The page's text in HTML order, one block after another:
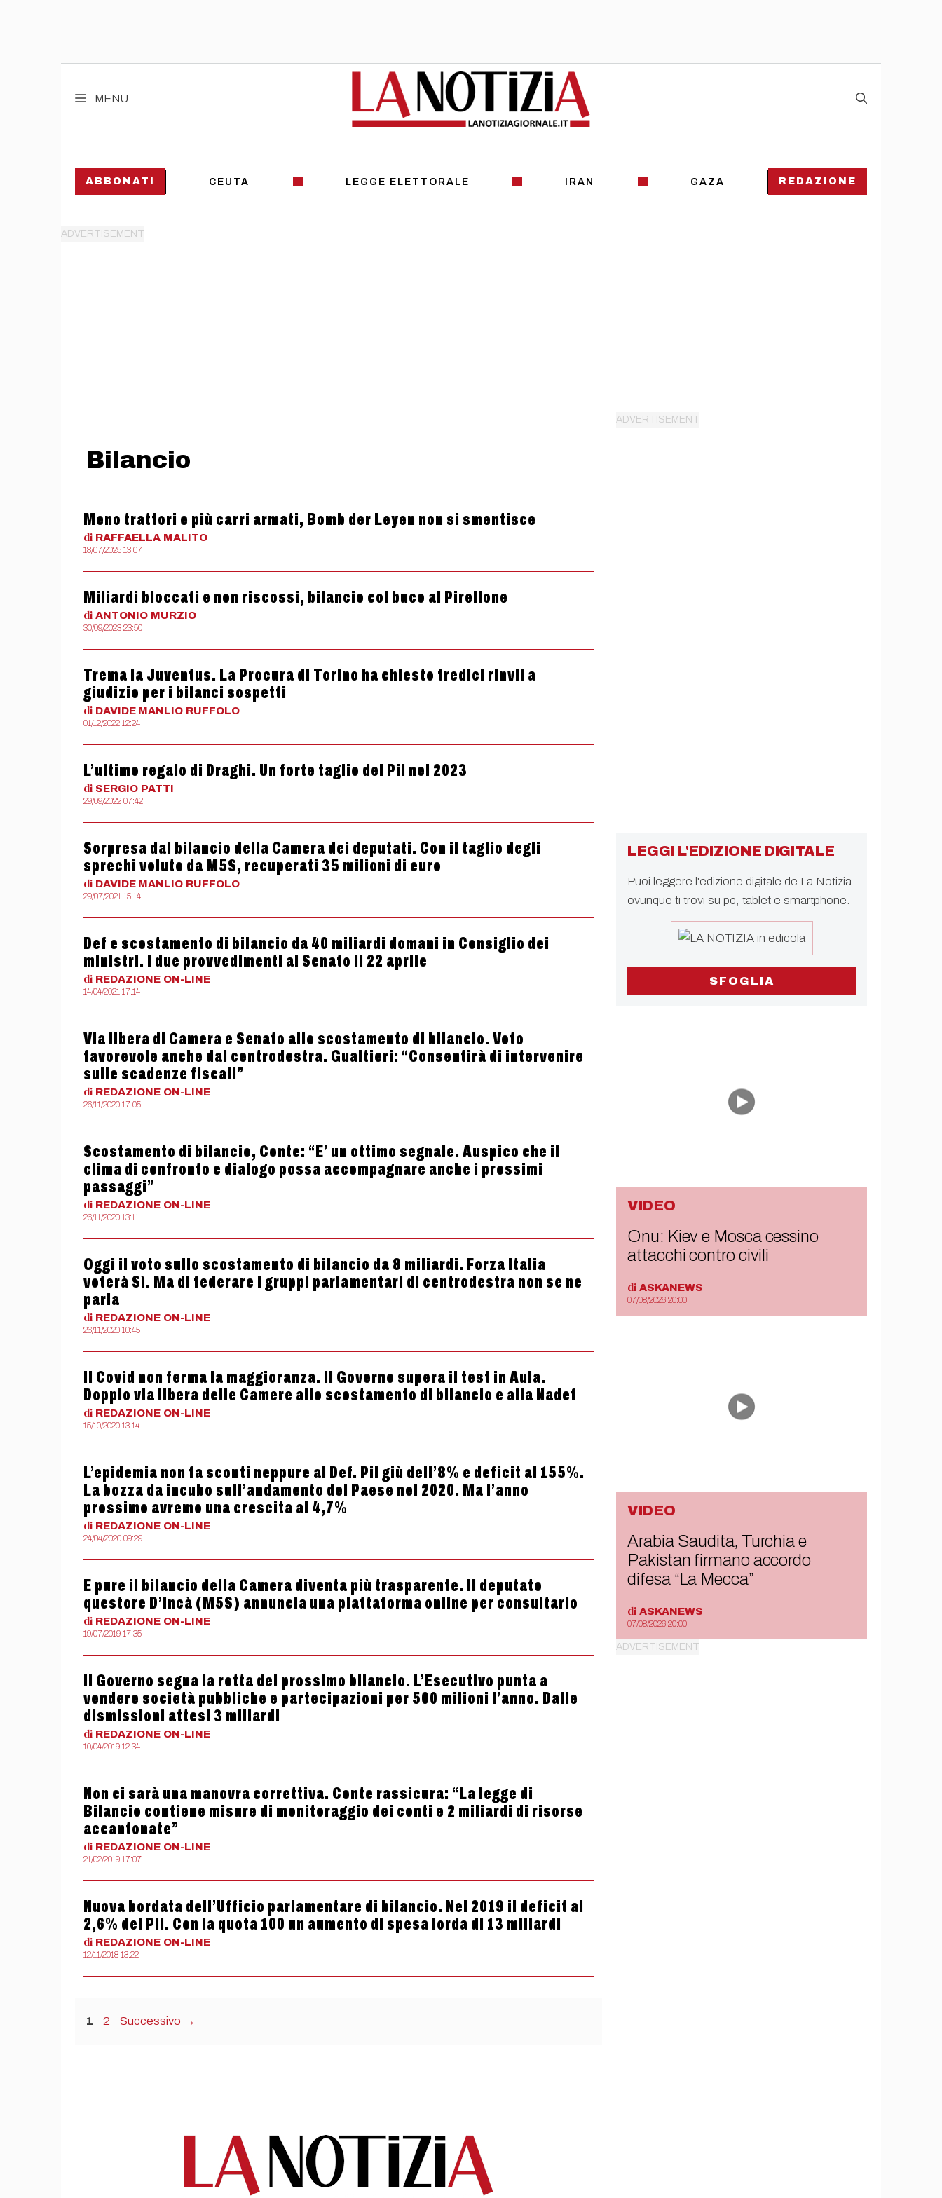
MENU
ABBONATI CEUTA LEGGE ELETTORALE IRAN GAZA REDAZIONE
Bilancio
Meno trattori e più carri armati, Bomb der Leyen non si smentisce
di RAFFAELLA MALITO
18/07/2025 13:07
Miliardi bloccati e non riscossi, bilancio col buco al Pirellone
di ANTONIO MURZIO
30/09/2023 23:50
Trema la Juventus. La Procura di Torino ha chiesto tredici rinvii a
giudizio per i bilanci sospetti
di DAVIDE MANLIO RUFFOLO
01/12/2022 12:24
L’ultimo regalo di Draghi. Un forte taglio del Pil nel 2023
di SERGIO PATTI
29/09/2022 07:42
Sorpresa dal bilancio della Camera dei deputati. Con il taglio degli
sprechi voluto da M5S, recuperati 35 milioni di euro
di DAVIDE MANLIO RUFFOLO
29/07/2021 15:14
Def e scostamento di bilancio da 40 miliardi domani in Consiglio dei
ministri. I due provvedimenti al Senato il 22 aprile
di REDAZIONE ON-LINE
14/04/2021 17:14
Via libera di Camera e Senato allo scostamento di bilancio. Voto
favorevole anche dal centrodestra. Gualtieri: “Consentirà di intervenire
sulle scadenze fiscali”
di REDAZIONE ON-LINE
26/11/2020 17:05
Scostamento di bilancio, Conte: “E’ un ottimo segnale. Auspico che il
clima di confronto e dialogo possa accompagnare anche i prossimi
passaggi”
di REDAZIONE ON-LINE
26/11/2020 13:11
Oggi il voto sullo scostamento di bilancio da 8 miliardi. Forza Italia
voterà Sì. Ma di federare i gruppi parlamentari di centrodestra non se ne
parla
di REDAZIONE ON-LINE
26/11/2020 10:45
Il Covid non ferma la maggioranza. Il Governo supera il test in Aula.
Doppio via libera delle Camere allo scostamento di bilancio e alla Nadef
di REDAZIONE ON-LINE
15/10/2020 13:14
L’epidemia non fa sconti neppure al Def. Pil giù dell’8% e deficit al 155%.
La bozza da incubo sull’andamento del Paese nel 2020. Ma l’anno
prossimo avremo una crescita al 4,7%
di REDAZIONE ON-LINE
24/04/2020 09:29
E pure il bilancio della Camera diventa più trasparente. Il deputato
questore D’Incà (M5S) annuncia una piattaforma online per consultarlo
di REDAZIONE ON-LINE
19/07/2019 17:35
Il Governo segna la rotta del prossimo bilancio. L’Esecutivo punta a
vendere società pubbliche e partecipazioni per 500 milioni l’anno. Dalle
dismissioni attesi 3 miliardi
di REDAZIONE ON-LINE
10/04/2019 12:34
Non ci sarà una manovra correttiva. Conte rassicura: “La legge di
Bilancio contiene misure di monitoraggio dei conti e 2 miliardi di risorse
accantonate”
di REDAZIONE ON-LINE
21/02/2019 17:07
Nuova bordata dell’Ufficio parlamentare di bilancio. Nel 2019 il deficit al
2,6% del Pil. Con la quota 100 un aumento di spesa lorda di 13 miliardi
di REDAZIONE ON-LINE
12/11/2018 13:22
Pagina
1 Pagina
2 Successivo →
LEGGI L'EDIZIONE DIGITALE
Puoi leggere l'edizione digitale de La Notizia
ovunque ti trovi su pc, tablet e smartphone.
SFOGLIA
VIDEO
Onu: Kiev e Mosca cessino
attacchi contro civili
di ASKANEWS
07/08/2026 20:00
VIDEO
Arabia Saudita, Turchia e
Pakistan firmano accordo
difesa “La Mecca”
di ASKANEWS
07/08/2026 20:00